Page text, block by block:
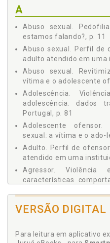
Forense, espe­cialmente
conflito com a lei, estilos
comportamentos
restaurativa.
COLABORADORES
Aline Cardoso Siqueira
Amanda Schöffel Sehn
Ana Paula Jesus da Silva
And’gelica Mirithua Schneider
Antônio de Pádua Serafim
Carlos Aznar-Blefari
Cássio Bravin Setubal
Daniele Dalla Porta
Denise de Freitas Marreco
Fernanda Figueiredo Falcomer
Gabriela Reyes Ormeño
Giovana Veloso Munhoz da
Veloso Munhoz da Rocha /
Violência entre
comportamentais do
´gelica Mirithua Schneider /
da Graça Saldanha Padilha, p.
Autoria de assassinato em
evidências de
Cavalcanti de Albuquerque
161
Sobre os autores, p. 187
A
Abuso sexual.
estamos falando?, p. 11
Abuso sexual. Perfil de
adulto atendido em uma
Abuso sexual.
vítima e o adolescente
Adolescência.
adolescência: dados
Portugal, p. 81
Adolescente
sexual: a vítima e o ado-
Adulto. Perfil de
atendido em uma
Agressor. Violência
características
Alienação parental.
personalidade e
Aline Cardoso Siqueira.
VERSÃO DIGITAL
Para leitura em aplicativo